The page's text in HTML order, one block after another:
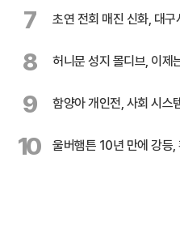
7 초연 전회 매진 신화, 대구
8 허니문 성지 몰디브, 이제
9 함양아 개인전, 사회 시스
10 울버햄튼 10년 만에 강등,